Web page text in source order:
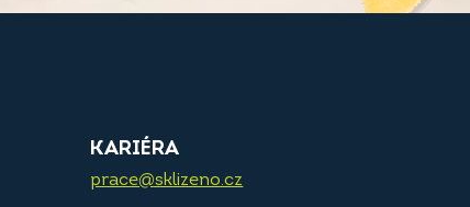
KARIÉRA
prace@sklizeno.cz